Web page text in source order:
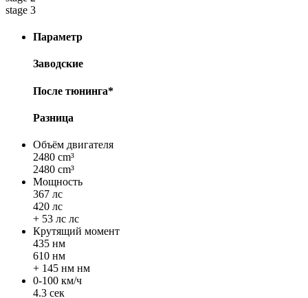
stage 3
Параметр
Заводские
После тюнинга*
Разница
Объём двигателя
2480 cm³
2480 cm³
Мощность
367 лс
420 лс
+ 53 лс лс
Крутящий момент
435 нм
610 нм
+ 145 нм нм
0-100 км/ч
4.3 сек